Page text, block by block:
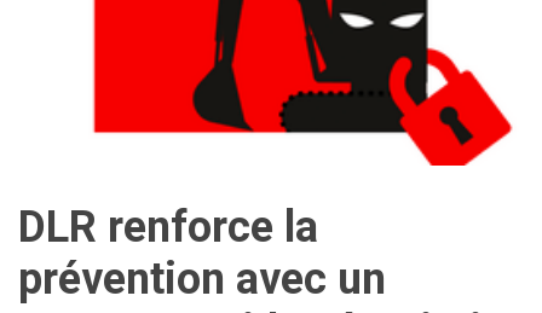
DLR renforce la
prévention avec un